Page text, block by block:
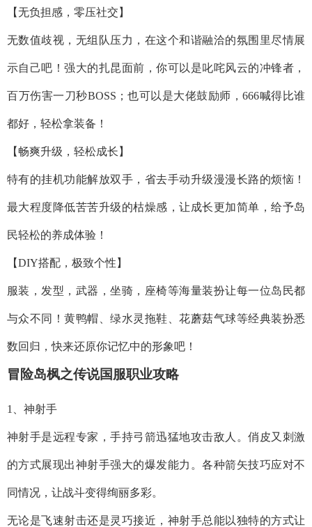
【无负担感，零压社交】
无数值歧视，无组队压力，在这个和谐融洽的氛围里尽情展
示自己吧！强大的扎昆面前，你可以是叱咤风云的冲锋者，
百万伤害一刀秒BOSS；也可以是大佬鼓励师，666喊得比谁
都好，轻松拿装备！
【畅爽升级，轻松成长】
特有的挂机功能解放双手，省去手动升级漫漫长路的烦恼！
最大程度降低苦苦升级的枯燥感，让成长更加简单，给予岛
民轻松的养成体验！
【DIY搭配，极致个性】
服装，发型，武器，坐骑，座椅等海量装扮让每一位岛民都
与众不同！黄鸭帽、绿水灵拖鞋、花蘑菇气球等经典装扮悉
数回归，快来还原你记忆中的形象吧！
冒险岛枫之传说国服职业攻略
1、神射手
神射手是远程专家，手持弓箭迅猛地攻击敌人。俏皮又刺激
的方式展现出神射手强大的爆发能力。各种箭矢技巧应对不
同情况，让战斗变得绚丽多彩。
无论是飞速射击还是灵巧接近，神射手总能以独特的方式让